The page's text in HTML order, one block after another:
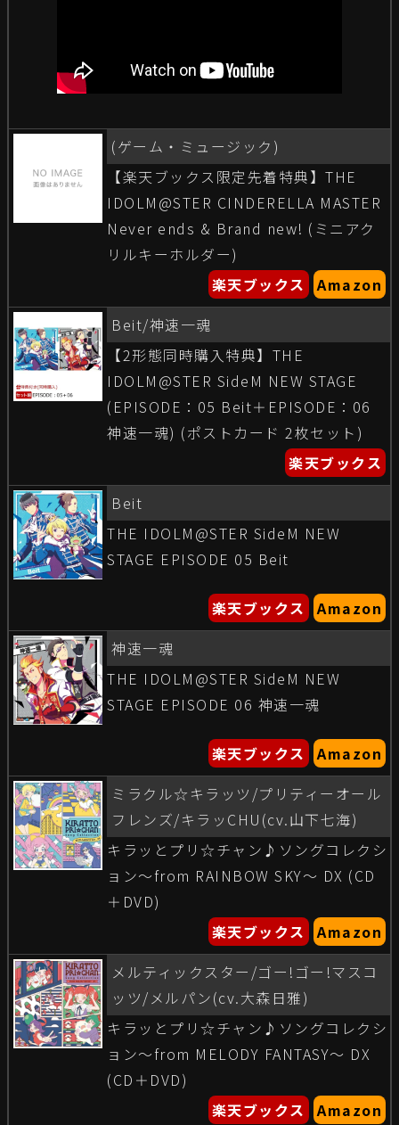
(ゲーム・ミュージック)
【楽天ブックス限定先着特典】THE
IDOLM@STER CINDERELLA MASTER
Never ends & Brand new! (ミニアク
リルキーホルダー)
楽天ブックス
Amazon
Beit/神速一魂
【2形態同時購入特典】THE
IDOLM@STER SideM NEW STAGE
(EPISODE：05 Beit＋EPISODE：06
神速一魂) (ポストカード 2枚セット)
楽天ブックス
Beit
THE IDOLM@STER SideM NEW
STAGE EPISODE 05 Beit
楽天ブックス
Amazon
神速一魂
THE IDOLM@STER SideM NEW
STAGE EPISODE 06 神速一魂
楽天ブックス
Amazon
ミラクル☆キラッツ/プリティーオール
フレンズ/キラッCHU(cv.山下七海)
キラッとプリ☆チャン♪ソングコレクシ
ョン〜from RAINBOW SKY〜 DX (CD
＋DVD)
楽天ブックス
Amazon
メルティックスター/ゴー!ゴー!マスコ
ッツ/メルパン(cv.大森日雅)
キラッとプリ☆チャン♪ソングコレクシ
ョン〜from MELODY FANTASY〜 DX
(CD＋DVD)
楽天ブックス
Amazon